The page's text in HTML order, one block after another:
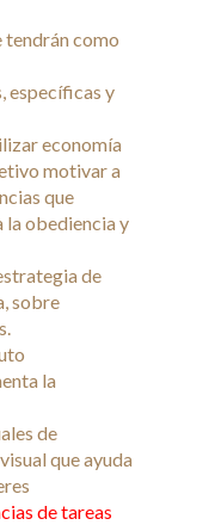
tendrán como
específicas y
economía
motivar a
que
la obediencia y
de
sobre
la
de
que ayuda
de tareas